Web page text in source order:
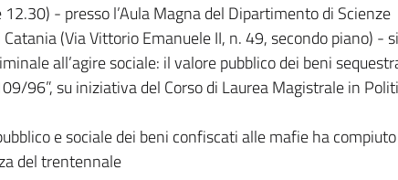
- presso l’Aula Magna del Dipartimento di Scienze
(Via Vittorio Emanuele II, n. 49, secondo piano) -
all’agire sociale: il valore pubblico dei beni
96”, su iniziativa del Corso di Laurea Magistrale in
e sociale dei beni confiscati alle mafie ha
del trentennale